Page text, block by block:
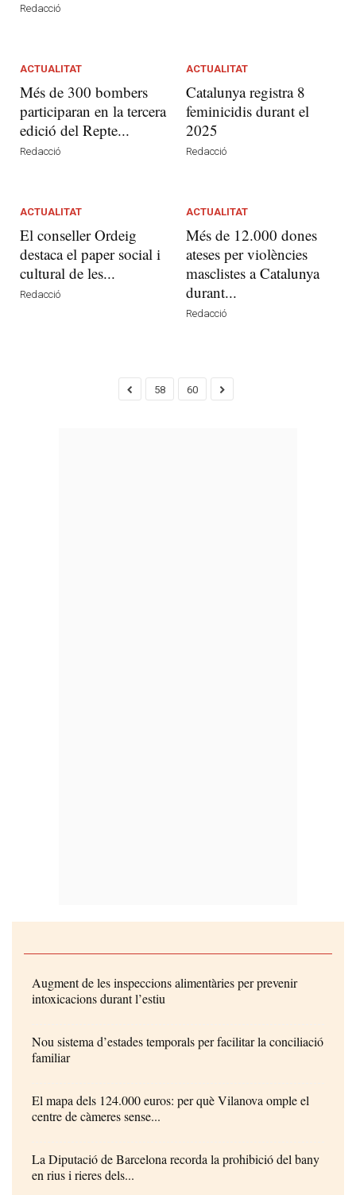
Redacció
ACTUALITAT
Més de 300 bombers
participaran en la tercera
edició del Repte...
Redacció
ACTUALITAT
Catalunya registra 8
feminicidis durant el
2025
Redacció
ACTUALITAT
El conseller Ordeig
destaca el paper social i
cultural de les...
Redacció
ACTUALITAT
Més de 12.000 dones
ateses per violències
masclistes a Catalunya
durant...
Redacció
58 60
Augment de les inspeccions alimentàries per prevenir
intoxicacions durant l’estiu
Nou sistema d’estades temporals per facilitar la conciliació
familiar
El mapa dels 124.000 euros: per què Vilanova omple el
centre de càmeres sense...
La Diputació de Barcelona recorda la prohibició del bany
en rius i rieres dels...